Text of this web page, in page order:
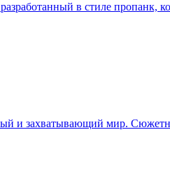
в стиле пропанк,
и захватывающий мир.